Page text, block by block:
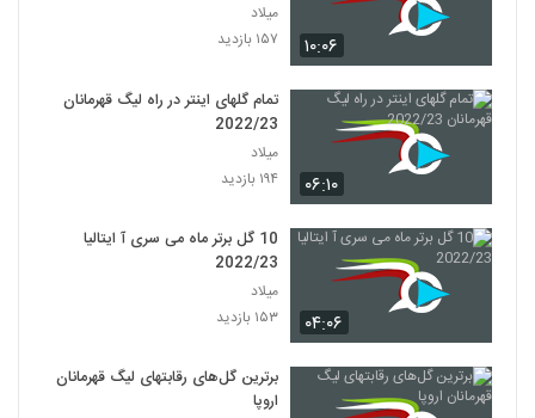
۱۰:۰۶
میلاد
۱۵۷ بازدید
۰۶:۱۰
تمام گلهای اینتر در راه لیگ قهرمانان
2022/23
میلاد
۱۹۴ بازدید
۰۴:۰۶
10 گل برتر ماه می سری آ ایتالیا
2022/23
میلاد
۱۵۳ بازدید
برترین گل‌های رقابتهای لیگ قهرمانان
اروپا